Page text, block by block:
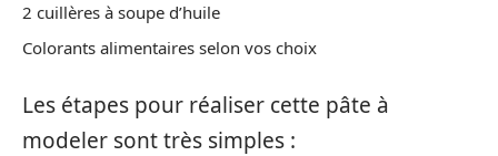
2 cuillères à soupe d’huile
Colorants alimentaires selon vos choix
Les étapes pour réaliser cette pâte à
modeler sont très simples :